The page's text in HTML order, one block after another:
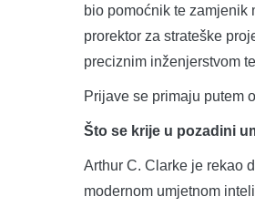
bio pomoćnik te zamjenik
prorektor za strateške
preciznim inženjerstvom
Prijave se primaju putem
Što se krije u pozadini
Arthur C. Clarke je rekao
modernom umjetnom